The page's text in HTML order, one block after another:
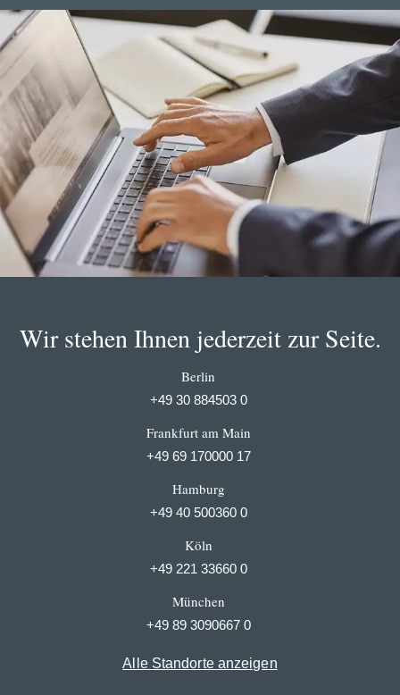
Wir stehen Ihnen jederzeit zur Seite.
Berlin
+49 30 884503 0
Frankfurt am Main
+49 69 170000 17
Hamburg
+49 40 500360 0
Köln
+49 221 33660 0
München
+49 89 3090667 0
Alle Standorte anzeigen